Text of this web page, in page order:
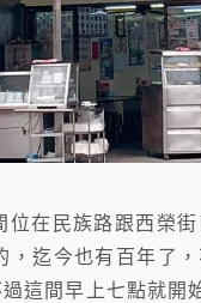
在民族路跟西榮
迄今也有百年了
這間早上七點就開